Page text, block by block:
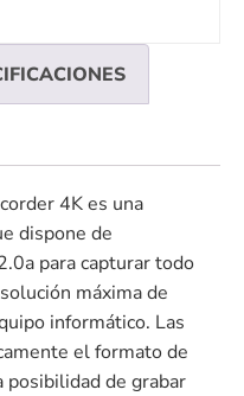
4K es una
dispone de
para capturar todo
máxima de
informático. Las
el formato de
posibilidad de grabar